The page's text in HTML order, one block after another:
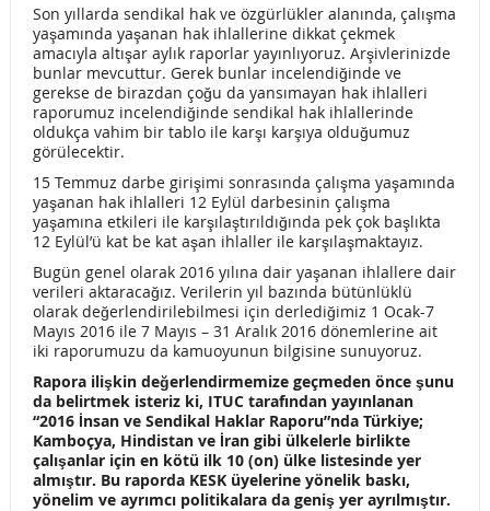
BASIN AÇIKLAMASI… BASIN AÇIKLAMASI…
BASIN AÇIKLAMASI…
DEVLET TİYATROLARI SSP’Lİ ÇALIŞANLARIN ÇALIŞMA
YÖNETMELİĞİ İÇİN ÇALIŞTAY…
DEVLET OPERA VE BALESİ PERSONEL SERVİSLERİNİN
KALDIRILMASI BASINDAN…
DEVLET OPERA VE BALESİ PERSONEL SERVİSLERİNİN
KALDIRILMASI BASIN AÇIKLAMASI HABERLER…
2018 YILI 2. DÖNEM DEVLET OPERA VE BALESİ GENEL
MÜDÜRLÜĞÜ KİK MUTABAKAT METNİ
‘YOKSULLUĞA,İŞSİZLİĞE KARŞI İRLİKTA MÜCADELE’
MİTİNGİMİZİ SAMSUN’DA GEÇEKLEŞTİRDİK
Son yıllarda sendikal hak ve özgürlükler alanında, çalışma
yaşamında yaşanan hak ihlallerine dikkat çekmek
amacıyla altışar aylık raporlar yayınlıyoruz. Arşivlerinizde
bunlar mevcuttur. Gerek bunlar incelendiğinde ve
gerekse de birazdan çoğu da yansımayan hak ihlalleri
raporumuz incelendiğinde sendikal hak ihlallerinde
oldukça vahim bir tablo ile karşı karşıya olduğumuz
görülecektir.
15 Temmuz darbe girişimi sonrasında çalışma yaşamında
yaşanan hak ihlalleri 12 Eylül darbesinin çalışma
yaşamına etkileri ile karşılaştırıldığında pek çok başlıkta
12 Eylül’ü kat be kat aşan ihlaller ile karşılaşmaktayız.
Bugün genel olarak 2016 yılına dair yaşanan ihlallere dair
verileri aktaracağız. Verilerin yıl bazında bütünlüklü
olarak değerlendirilebilmesi için derlediğimiz 1 Ocak-7
Mayıs 2016 ile 7 Mayıs – 31 Aralık 2016 dönemlerine ait
iki raporumuzu da kamuoyunun bilgisine sunuyoruz.
Rapora ilişkin değerlendirmemize geçmeden önce şunu
da belirtmek isteriz ki, ITUC tarafından yayınlanan
“2016 İnsan ve Sendikal Haklar Raporu”nda Türkiye;
Kamboçya, Hindistan ve İran gibi ülkelerle birlikte
çalışanlar için en kötü ilk 10 (on) ülke listesinde yer
almıştır. Bu raporda KESK üyelerine yönelik baskı,
yönelim ve ayrımcı politikalara da geniş yer ayrılmıştır.